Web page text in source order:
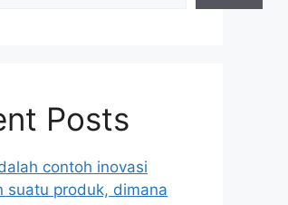
Posts
contoh inovasi
suatu produk, dimana